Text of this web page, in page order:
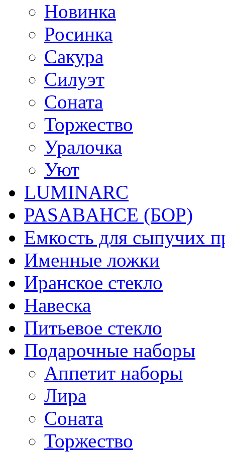
Новинка
Росинка
Сакура
Силуэт
Соната
Торжество
Уралочка
Уют
LUMINARC
PASABAHCE (БОР)
Емкость для сыпучих
Именные ложки
Иранское стекло
Навеска
Питьевое стекло
Подарочные наборы
Аппетит наборы
Лира
Соната
Торжество